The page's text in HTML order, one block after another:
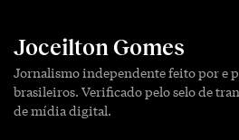
Joceilton Gomes
Jornalismo independente feito por e
brasileiros. Verificado pelo selo de
de mídia digital.